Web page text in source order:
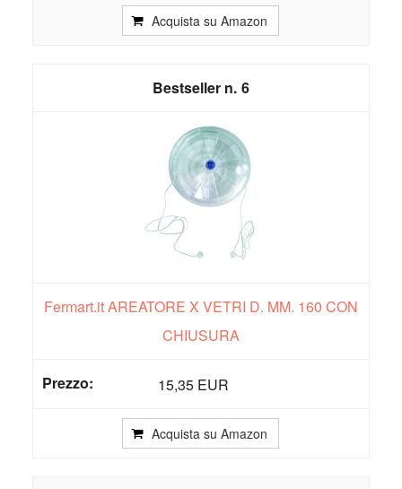
Acquista su Amazon
6
Fermart.it AREATORE X VETRI D. MM. 160 CON
CHIUSURA
15,35 EUR
Acquista su Amazon